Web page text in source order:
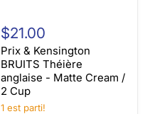
&
Kensington
BRUITS
Théière
anglaise
-
Matte
Cream
$21.00
Prix & Kensington
BRUITS Théière
anglaise - Matte Cream /
2 Cup
1 est parti!